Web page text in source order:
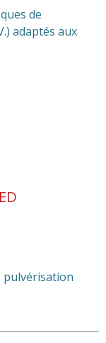
de
adaptés aux
pulvérisation